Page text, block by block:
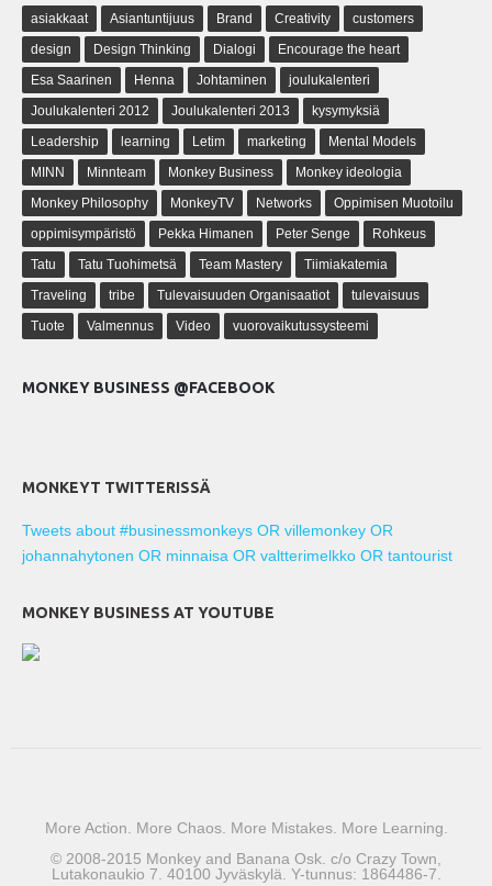
asiakkaat Asiantuntijuus Brand Creativity
customers
design
Design Thinking Dialogi
Encourage the heart
Esa Saarinen
Henna Johtaminen
joulukalenteri
Joulukalenteri 2012
Joulukalenteri 2013
kysymyksiä
Leadership
learning Letim marketing
Mental Models
MINN
Minnteam Monkey Business
Monkey ideologia
Monkey Philosophy
MonkeyTV Networks
Oppimisen Muotoilu
oppimisympäristö
Pekka Himanen Peter Senge
Rohkeus
Tatu
Tatu Tuohimetsä Team Mastery
Tiimiakatemia
Traveling
tribe Tulevaisuuden Organisaatiot
tulevaisuus
Tuote
Valmennus Video vuorovaikutussysteemi
MONKEY BUSINESS @FACEBOOK
MONKEYT TWITTERISSÄ
Tweets about #businessmonkeys OR villemonkey OR
johannahytonen OR minnaisa OR valtterimelkko OR tantourist
MONKEY BUSINESS AT YOUTUBE
More Action. More Chaos. More Mistakes. More Learning.
© 2008-2015 Monkey and Banana Osk. c/o Crazy Town,
Lutakonaukio 7. 40100 Jyväskylä. Y-tunnus: 1864486-7.